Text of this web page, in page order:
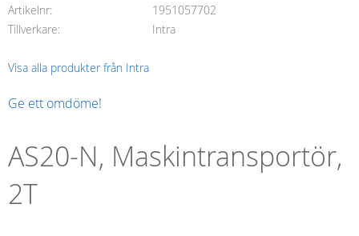
Artikelnr
1951057702
Tillverkare
Intra
Visa alla produkter från Intra
Ge ett omdöme!
AS20-N, Maskintransportör,
2T